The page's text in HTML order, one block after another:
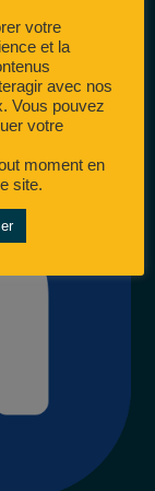
votre
et la
avec nos
Vous pouvez
votre
moment en
site.